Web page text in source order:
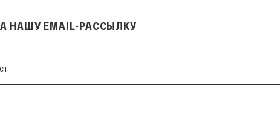
НАШУ EMAIL-РАССЫЛКУ
рассылку